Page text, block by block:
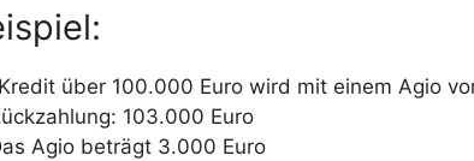
über 100.000 Euro wird mit einem Agio
103.000 Euro
Agio beträgt 3.000 Euro